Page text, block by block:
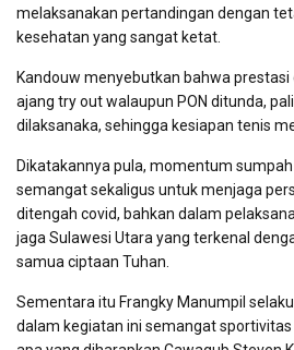
melaksanakan pertandingan dengan
kesehatan yang sangat ketat.
Kandouw menyebutkan bahwa
ajang try out walaupun PON ditunda,
dilaksanaka, sehingga kesiapan tenis
Dikatakannya pula, momentum
semangat sekaligus untuk menjaga
ditengah covid, bahkan dalam
jaga Sulawesi Utara yang terkenal
samua ciptaan Tuhan.
Sementara itu Frangky Manumpil
dalam kegiatan ini semangat